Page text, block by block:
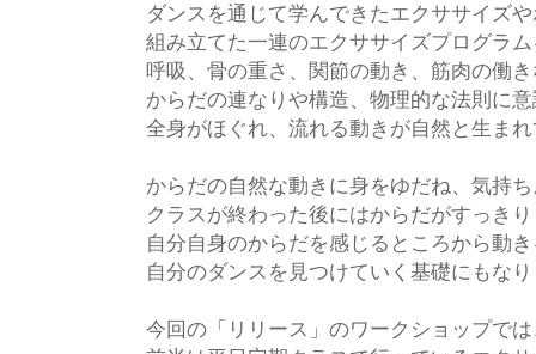
ダンスを通じて学んできたエクササイズ
組み立てた一連のエクササイズプログラ
呼吸、骨の重さ、関節の動き、筋肉の働
からだの連なりや構造、物理的な法則に
全身がほぐれ、流れる動きが自然と生ま
からだの自然な動きに身をゆだね、気持
クラスが終わった後にはからだがすっき
自分自身のからだを感じるところから動
自分のダンスを見つけていく基礎にもな
今回の「リリース」のワークショップで